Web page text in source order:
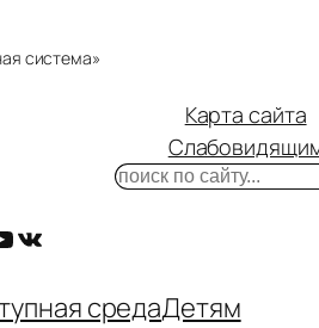
система»
ВКонтакте
Карта сайта
Поиск
средаДетям